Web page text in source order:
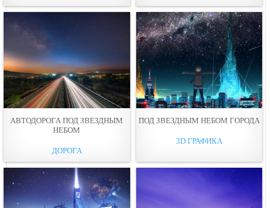
АВТОДОРОГА ПОД ЗВЕЗДНЫМ
НЕБОМ
ДОРОГА
ПОД ЗВЕЗДНЫМ НЕБОМ ГОРОДА
3D ГРАФИКА